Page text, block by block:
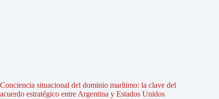
Conciencia situacional del dominio marítimo: la clave del
acuerdo estratégico entre Argentina y Estados Unidos